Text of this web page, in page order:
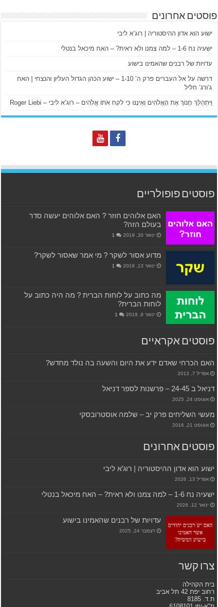
פוסטים אחרונים
ישוע הוא אדון ההיסטוריה | רוג’א ליבי
ישעיה נח 1-6 – למה צמנו ולא ראית? – האח מיכאל בנטלי
עדויות של רבנים שהאמינו בישוע
דרשה על אל העברים פרק ה’ 1-10 – ישוע הכהן הגדול העליון והנצחי | האח
ג’ורג’ חליל
וַיִּתְהַלֵּךְ חֲנוֹךְ אֶת הָאֱלֹהִים וְאֵינֶנּוּ כִּי לקח אֹתוֹ אֱלֹהִים – רוג’א ליבי – Roger Liebi
פוסטים פופולריים
האם אלוהים חוזר ? האם אלוהים יעשה סדר
בעולם הזה?
ינואר 30, 2019 1
מדוע אסור לשקר ? מי אמר שאסור לשקר?
ינואר 13, 2019 1
מה כתוב על לוחות הברית ? מה היה כתוב על
לוחות הברית?
ינואר 8, 2019 1
פוסטים אקראיים
האם הכרחי שאדם ידע את היום והשעה בה נולד מחדש?
אפריל 7, 2013
דניאל ב 24-45 – פרשנות לספר דניאל
אוגוסט 24, 2025
מעשי השליחים פרק יב – שלמה אוסטרובסקי
אוגוסט 21, 2016
פוסטים אחרונים
ישוע הוא אדון ההיסטוריה | רוג’א ליבי
אפריל 13, 2026
ישעיה נח 1-6 – למה צמנו ולא ראית? – האח מיכאל בנטלי
ינואר 12, 2026
עדויות של רבנים שהאמינו בישוע
דצמבר 24, 2025
צרו קשר
בית הקהילה
רחוב יפת 42 תל אביב
ת.ד. 8185